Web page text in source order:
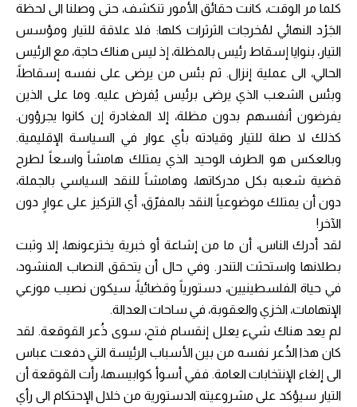
كلما مر الوقت، كانت حقائق الأمور تنكشف، حتى وصلنا الى لحظة
الجَرْد النهائي لمُخرجات الثرثرات كلها: فلا علاقة للتيار ومؤسس
التيار، بنوايا إسقاط رئيس بالمظلة، إذ ليس هناك حاجة، مع الرئيس
الحالي، الى عملية إنزال. ثم بئس من يرضى على نفسه إسقاطاً،
وبئس الشعب الذي يرضى برئيس يُفرض عليه. وما على الذين
يفرضون أنفسهم بدون مظلة، إلا المغادرة إن كانوا يجرؤون.
كذلك لا صلة للتيار وقيادته بأي عوار في السياسة الإقليمية.
وبالعكس هو الطرف الوحيد الذي يمتلك هامشاً واسعاً لطرح
قضية شعبه بكل مدركاتها، وهامشاً للنقد السياسي بالجملة،
دون أن يمتلك موضوعياً النقد بالمفرّق، أي التركيز على عوارٍ دون
الآخر!
لقد أدرك الناس، أن ما من إشاعة أو خبرية يخترعونها، إلا وثبت
بطلانها واستحثت التندر. وفي حال أن يتحقق النصاب المنشود،
في حياة الفلسطينيين، دستورياً وقضائياً، سيكون نصيب موزعي
الإتهامات، الخزي والعقوبة، في ساحات العدالة.
لم يعد هناك شيء يعلل إنقسام فتح، سوى ذُعر القوقعة. لقد
كان هذا الذُعر نفسه من بين الأسباب الرئيسة التي دفعت عباس
الى إلغاء الإنتخابات العامة. ففي أسوأ كوابيسها، رأت القوقعة أن
التيار سيؤكد على مشروعيته الدستورية من خلال الإحتكام الى رأي